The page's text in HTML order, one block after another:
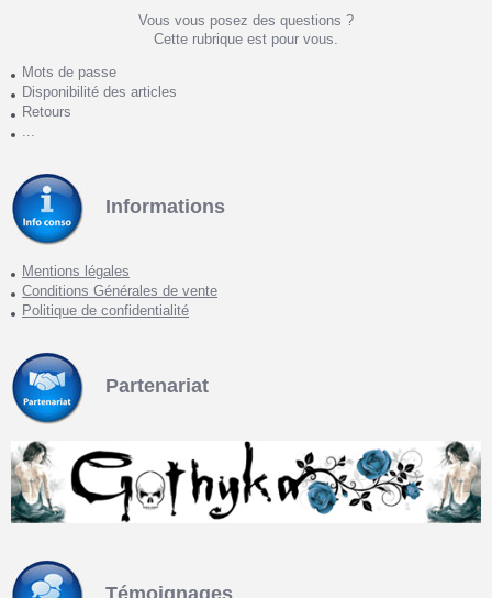
Vous vous posez des questions ?
Cette rubrique est pour vous.
Mots de passe
Disponibilité des articles
Retours
Informations
Mentions légales
Conditions Générales de vente
Politique de confidentialité
Partenariat